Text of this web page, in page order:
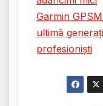
Garmin
ultimă
profesioniști